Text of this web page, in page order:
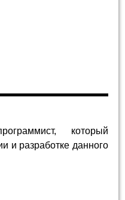
который
и разработке данного